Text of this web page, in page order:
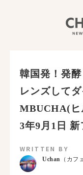
韓国発！発
レンズして
MBUCHA(ヒ
3年9月1日 新
WRITTEN BY
Uchan （カフ